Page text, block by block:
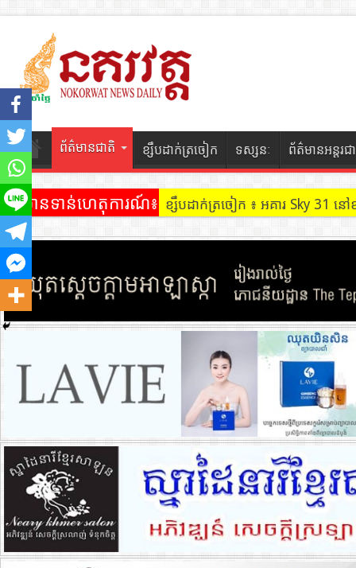
ព័ត៌មានជាតិ ខ្សឹបដាក់ត្រចៀក ទស្សនៈ ព័ត៌មានអន្តរជ
ព័ត៌មានទាន់ហេតុការណ៍៖ ខ្សឹបដាក់ត្រចៀក ៖ ដល់ករ ! ឈ្មួញដឹក